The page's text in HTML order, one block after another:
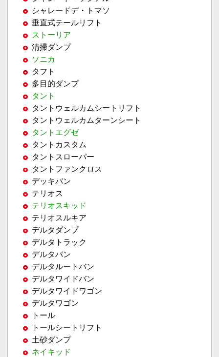
シャレードデ・トマソ
垂直式テールリフト
ストーリア
清掃ダンプ
ソニカ
タフト
多目的ダンプ
タント
タントウェルカムシートリフト
タントウェルカムターンシート
タントエグゼ
タントカスタム
タントスローパー
タントファンクロス
デッキバン
テリオス
テリオスキッド
テリオスルキア
デルタダンプ
デルタトラック
デルタバン
デルタルートバン
デルタワイドバン
デルタワイドワゴン
デルタワゴン
トール
トールシートリフト
土砂ダンプ
ネイキッド